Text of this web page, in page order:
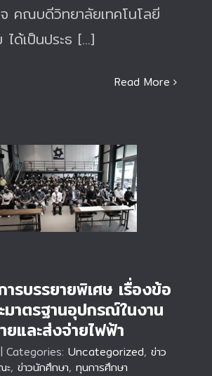
คณบดีวิทยาลัยเทคโนโลยี
ด้เป็นประธ [...]
Read More
โครงการ การบรรยาย
พิเศษ เรื่องข้อกำหนด
และมาตรฐานอุปกรณ์
ในงานระบบกระจายและ
ส่งจ่ายไฟฟ้า
ารบรรยายพิเศษ เรื่องข้อ
มาตรฐานอุปกรณ์ในงาน
ยและส่งจ่ายไฟฟ้า
| Categories: Uncategorized, ข่าว
ะ, ข่าวนักศึกษา, ทุนการศึกษา